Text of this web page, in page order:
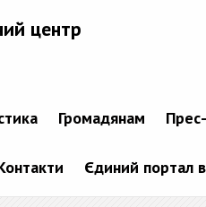
центр
Громадянам
Єдиний портал